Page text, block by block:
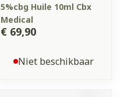
5%cbg Huile 10ml Cbx
Medical
€ 69,90
Niet beschikbaar